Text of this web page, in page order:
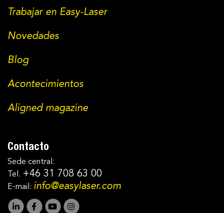
Trabajar en Easy-Laser
Novedades
Blog
Acontecimientos
Aligned magazine
Contacto
Sede central:
Tel. +46 31 708 63 00
E-mail: info@easylaser.com